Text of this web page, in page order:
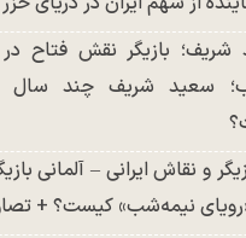
شریف؛ بازیگر نقش فتاح
سعید شریف چند سال
و نقاش ایرانی – آلمانی
نیمه‌شب» کیست؟ +